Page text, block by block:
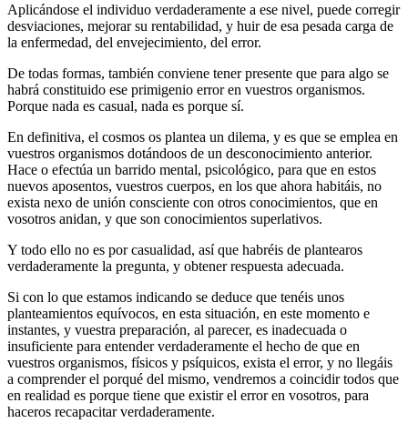
Aplicándose el individuo verdaderamente a ese nivel, puede corregir
desviaciones, mejorar su rentabilidad, y huir de esa pesada carga de
la enfermedad, del envejecimiento, del error.
De todas formas, también conviene tener presente que para algo se
habrá constituido ese primigenio error en vuestros organismos.
Porque nada es casual, nada es porque sí.
En definitiva, el cosmos os plantea un dilema, y es que se emplea en
vuestros organismos dotándoos de un desconocimiento anterior.
Hace o efectúa un barrido mental, psicológico, para que en estos
nuevos aposentos, vuestros cuerpos, en los que ahora habitáis, no
exista nexo de unión consciente con otros conocimientos, que en
vosotros anidan, y que son conocimientos superlativos.
Y todo ello no es por casualidad, así que habréis de plantearos
verdaderamente la pregunta, y obtener respuesta adecuada.
Si con lo que estamos indicando se deduce que tenéis unos
planteamientos equívocos, en esta situación, en este momento e
instantes, y vuestra preparación, al parecer, es inadecuada o
insuficiente para entender verdaderamente el hecho de que en
vuestros organismos, físicos y psíquicos, exista el error, y no llegáis
a comprender el porqué del mismo, vendremos a coincidir todos que
en realidad es porque tiene que existir el error en vosotros, para
haceros recapacitar verdaderamente.